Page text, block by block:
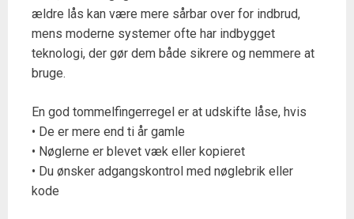
ældre lås kan være mere sårbar over for indbrud,
mens moderne systemer ofte har indbygget
teknologi, der gør dem både sikrere og nemmere at
bruge.
En god tommelfingerregel er at udskifte låse, hvis
• De er mere end ti år gamle
• Nøglerne er blevet væk eller kopieret
• Du ønsker adgangskontrol med nøglebrik eller
kode